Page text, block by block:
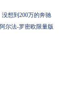
没想到200万的奔驰
阿尔法-罗密欧限量版